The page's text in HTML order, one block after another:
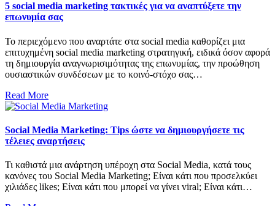
5 social media marketing τακτικές για να αναπτύξετε την
επωνυμία σας
Το περιεχόμενο που αναρτάτε στα social media καθορίζει μια
επιτυχημένη social media marketing στρατηγική, ειδικά όσον αφορά
τη δημιουργία αναγνωρισιμότητας της επωνυμίας, την προώθηση
ουσιαστικών συνδέσεων με το κοινό-στόχο σας…
Read More
Social Media Marketing: Tips ώστε να δημιουργήσετε τις
τέλειες αναρτήσεις
Τι καθιστά μια ανάρτηση υπέροχη στα Social Media, κατά τους
κανόνες του Social Media Marketing; Είναι κάτι που προσελκύει
χιλιάδες likes; Είναι κάτι που μπορεί να γίνει viral; Είναι κάτι…